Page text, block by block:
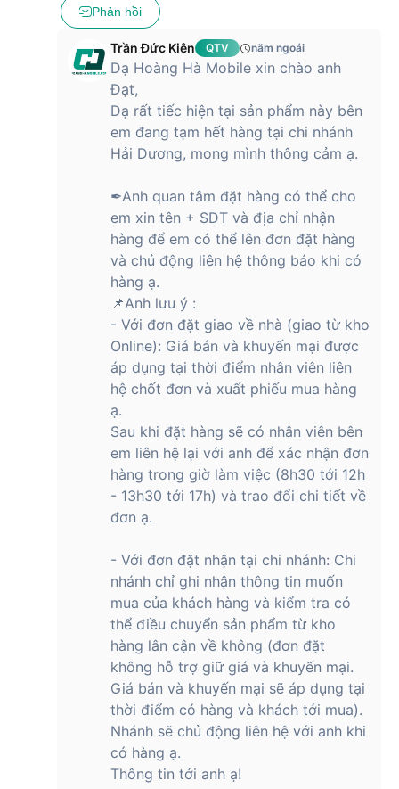
động cho chiếc tai nghe nhét tai tầm trung này. Nền tảng này
cung cấp một cách độc đáo để các OEM âm thanh phân biệt
và đẩy nhanh thời gian đưa ra thị trường với khả năng truy
cập và hỗ trợ chưa từng có cho các tính năng sáng tạo bao
gồm AI, tăng cường thính lực, khử tiếng vang và khử tiếng
ồn, và âm thanh không gian, thông qua Chương trình mở
rộng giọng nói và âm nhạc của Qualcomm.
Nền tảng chế độ kép này với chức năng Bluetooth 5.4 tích
điển để hỗ trợ việc áp dụng LE Audio và khả năng phát âm
thanh Auracast, Unicast Voice, Unicast Music và Gaming.
Thời lượng PIN là một thông số ấn tượng cho
SoundPEATS Air 5 là tai nghe chống ồn kích thước nhỏ với
dung lượng PIN lớn kéo dài 6 giờ, và bạn có đến 30 giờ bên
trong hộp sạc với tốc độ sạc khá.
Tai nghe SoundPEATS Air 5 hỗ trợ kết nối đa
Soundpeats Air 5 có hầu hết các tính năng cốt lõi mà bạn có
thể muốn từ một cặp tai nghe nhét tai. Đặc biệt là kết nối Đa
điểm với công nghệ Bluetooth 5.4, giúp bạn kết nối hai thiết
bị Bluetooth và chuyển đổi giữa chúng.
mắt vào thời gian nào?
Ra mắt vào năm 2024, SoundPEATS Air 5 là một sự lựa chọn
đáng cân nhắc nếu bạn muốn có một chiếc tai nghe nhét tai
có kết nối Bluetooth mới nhất với độ ổn định cao hơn và khả
năng cách ly tiếng ồn thụ động.
Giá của tai nghe Bluetooth SoundPEATS
Air 5 như thế nào?
Hiện nay, SoundPEATS Air 5 đang được trưng bày và bán tại
Phản hồi
Trần Đức Kiên QTV năm ngoái
Dạ Hoàng Hà Mobile xin chào anh
Đạt,
Dạ rất tiếc hiện tại sản phẩm này bên
em đang tạm hết hàng tại chi nhánh
Hải Dương, mong mình thông cảm ạ.
✒Anh quan tâm đặt hàng có thể cho
em xin tên + SDT và địa chỉ nhận
hàng để em có thể lên đơn đặt hàng
và chủ động liên hệ thông báo khi có
hàng ạ.
📌Anh lưu ý :
- Với đơn đặt giao về nhà (giao từ kho
Online): Giá bán và khuyến mại được
áp dụng tại thời điểm nhân viên liên
hệ chốt đơn và xuất phiếu mua hàng
ạ.
Sau khi đặt hàng sẽ có nhân viên bên
em liên hệ lại với anh để xác nhận đơn
hàng trong giờ làm việc (8h30 tới 12h
- 13h30 tới 17h) và trao đổi chi tiết về
đơn ạ.
- Với đơn đặt nhận tại chi nhánh: Chi
nhánh chỉ ghi nhận thông tin muốn
mua của khách hàng và kiểm tra có
thể điều chuyển sản phẩm từ kho
hàng lân cận về không (đơn đặt
không hỗ trợ giữ giá và khuyến mại.
Giá bán và khuyến mại sẽ áp dụng tại
thời điểm có hàng và khách tới mua).
Nhánh sẽ chủ động liên hệ với anh khi
có hàng ạ.
Thông tin tới anh ạ!